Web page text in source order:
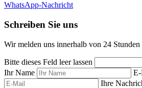
WhatsApp-Nachricht
Schreiben Sie uns
Wir melden uns innerhalb von 24 Stunden
Bitte dieses Feld leer lassen
Ihr Name
Ihre